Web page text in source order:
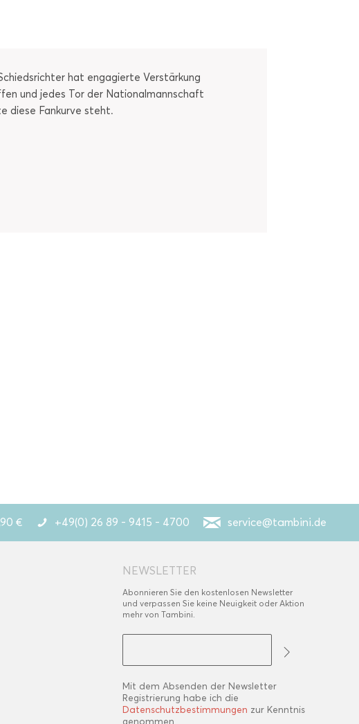
hat engagierte Verstärkung
und jedes Tor der Nationalmannschaft
diese Fankurve steht.
€ +49(0) 26 89 - 9415 - 4700 service@tambini.de
NEWSLETTER
Abonnieren Sie den kostenlosen Newsletter
und verpassen Sie keine Neuigkeit oder Aktion
mehr von Tambini.
Mit dem Absenden der Newsletter
Registrierung habe ich die
Datenschutzbestimmungen zur Kenntnis
genommen